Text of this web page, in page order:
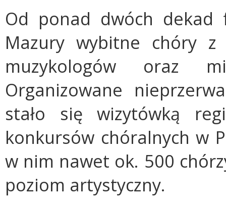
Od ponad dwóch dekad
Mazury wybitne chóry
muzykologów oraz
Organizowane
stało się wizytówką
konkursów chóralnych w
w nim nawet ok. 500
poziom artystyczny.